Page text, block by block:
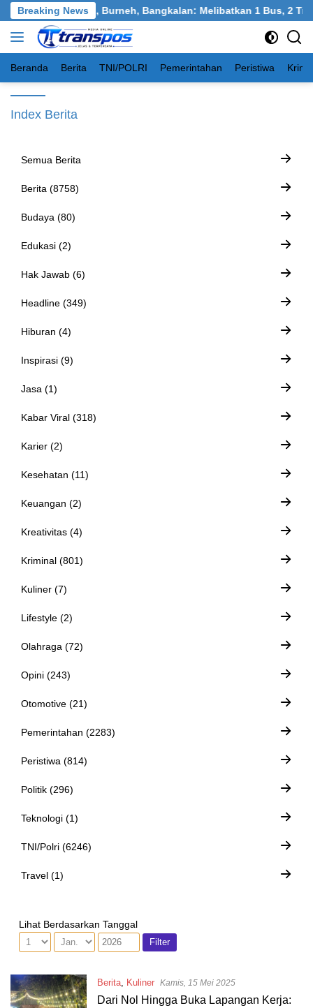
Langsung
ke
konten
Breaking News
Tangkel, Burneh, Bangkalan: Melibatkan 1 Bus, 2 Truk,
Beranda Berita TNI/POLRI Pemerintahan Peristiwa
Index Berita
Semua Berita
Berita (8758)
Budaya (80)
Edukasi (2)
Hak Jawab (6)
Headline (349)
Hiburan (4)
Inspirasi (9)
Jasa (1)
Kabar Viral (318)
Karier (2)
Kesehatan (11)
Keuangan (2)
Kreativitas (4)
Kriminal (801)
Kuliner (7)
Lifestyle (2)
Olahraga (72)
Opini (243)
Otomotive (21)
Pemerintahan (2283)
Peristiwa (814)
Politik (296)
Teknologi (1)
TNI/Polri (6246)
Travel (1)
Lihat Berdasarkan Tanggal
Berita, Kuliner Kamis, 15 Mei 2025
Dari Nol Hingga Buka Lapangan Kerja: